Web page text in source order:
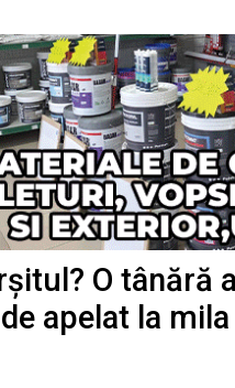
O tânără
apelat la